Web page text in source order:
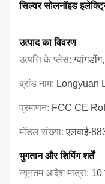
सिल्वर सोलनॉइड
उत्पाद का विवरण
उत्पत्ति के प्लेस:
ब्रांड नाम: Longyuan
प्रमाणन: FCC CE
मॉडल संख्या:एलवाई-
भुगतान और शिपिंग शर्तें
न्यूनतम आदेश मात्रा: 10